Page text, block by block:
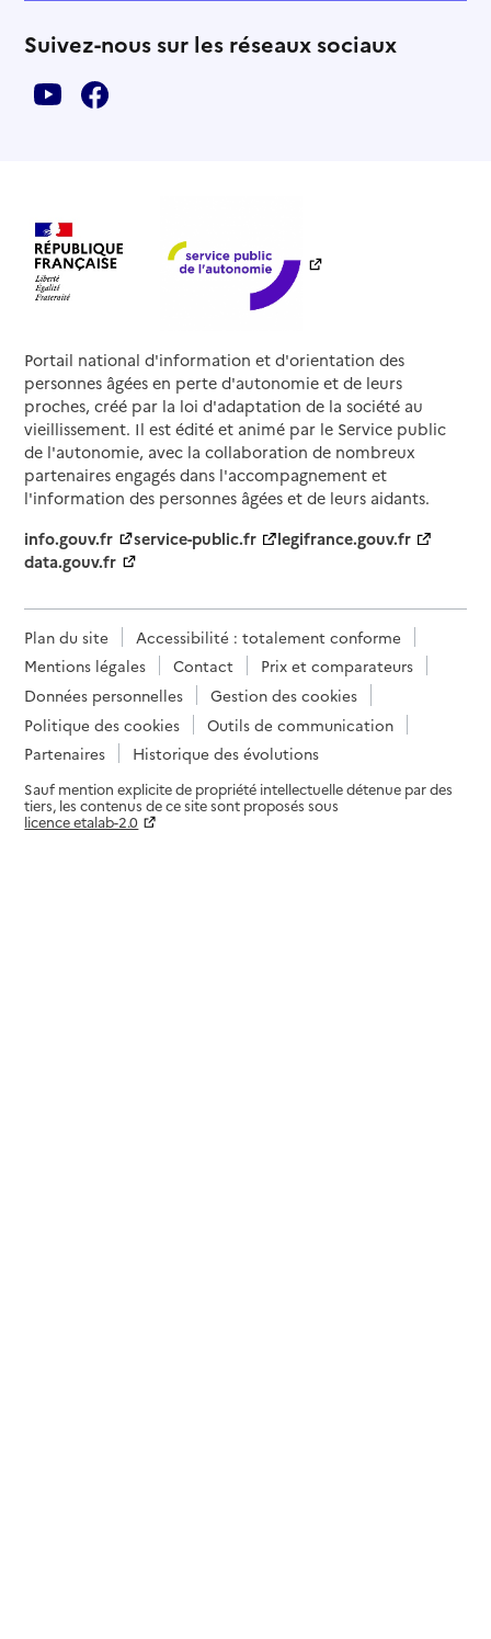
Suivez-nous sur les réseaux sociaux
Portail national d'information et d'orientation des
personnes âgées en perte d'autonomie et de leurs
proches, créé par la loi d'adaptation de la société au
vieillissement. Il est édité et animé par le Service public
de l'autonomie, avec la collaboration de nombreux
partenaires engagés dans l'accompagnement et
l'information des personnes âgées et de leurs aidants.
info.gouv.fr
service-public.fr
legifrance.gouv.fr
data.gouv.fr
Plan du site
Accessibilité : totalement conforme
Mentions légales
Contact
Prix et comparateurs
Données personnelles
Gestion des cookies
Politique des cookies
Outils de communication
Partenaires
Historique des évolutions
Sauf mention explicite de propriété intellectuelle détenue par des
tiers, les contenus de ce site sont proposés sous
licence etalab-2.0